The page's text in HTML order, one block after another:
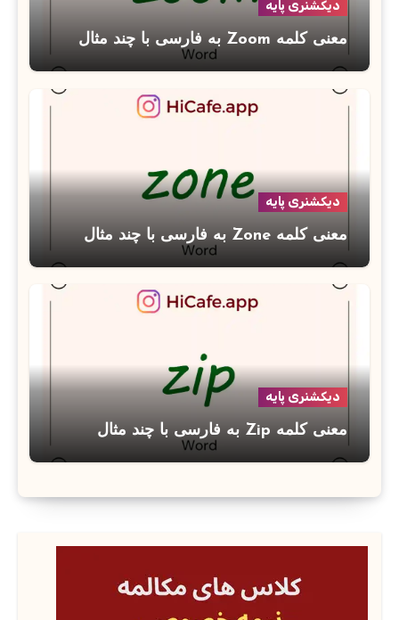
دیکشنری پایه
معنی کلمه Zoom به فارسی با چند مثال
دیکشنری پایه
معنی کلمه Zone به فارسی با چند مثال
دیکشنری پایه
معنی کلمه Zip به فارسی با چند مثال